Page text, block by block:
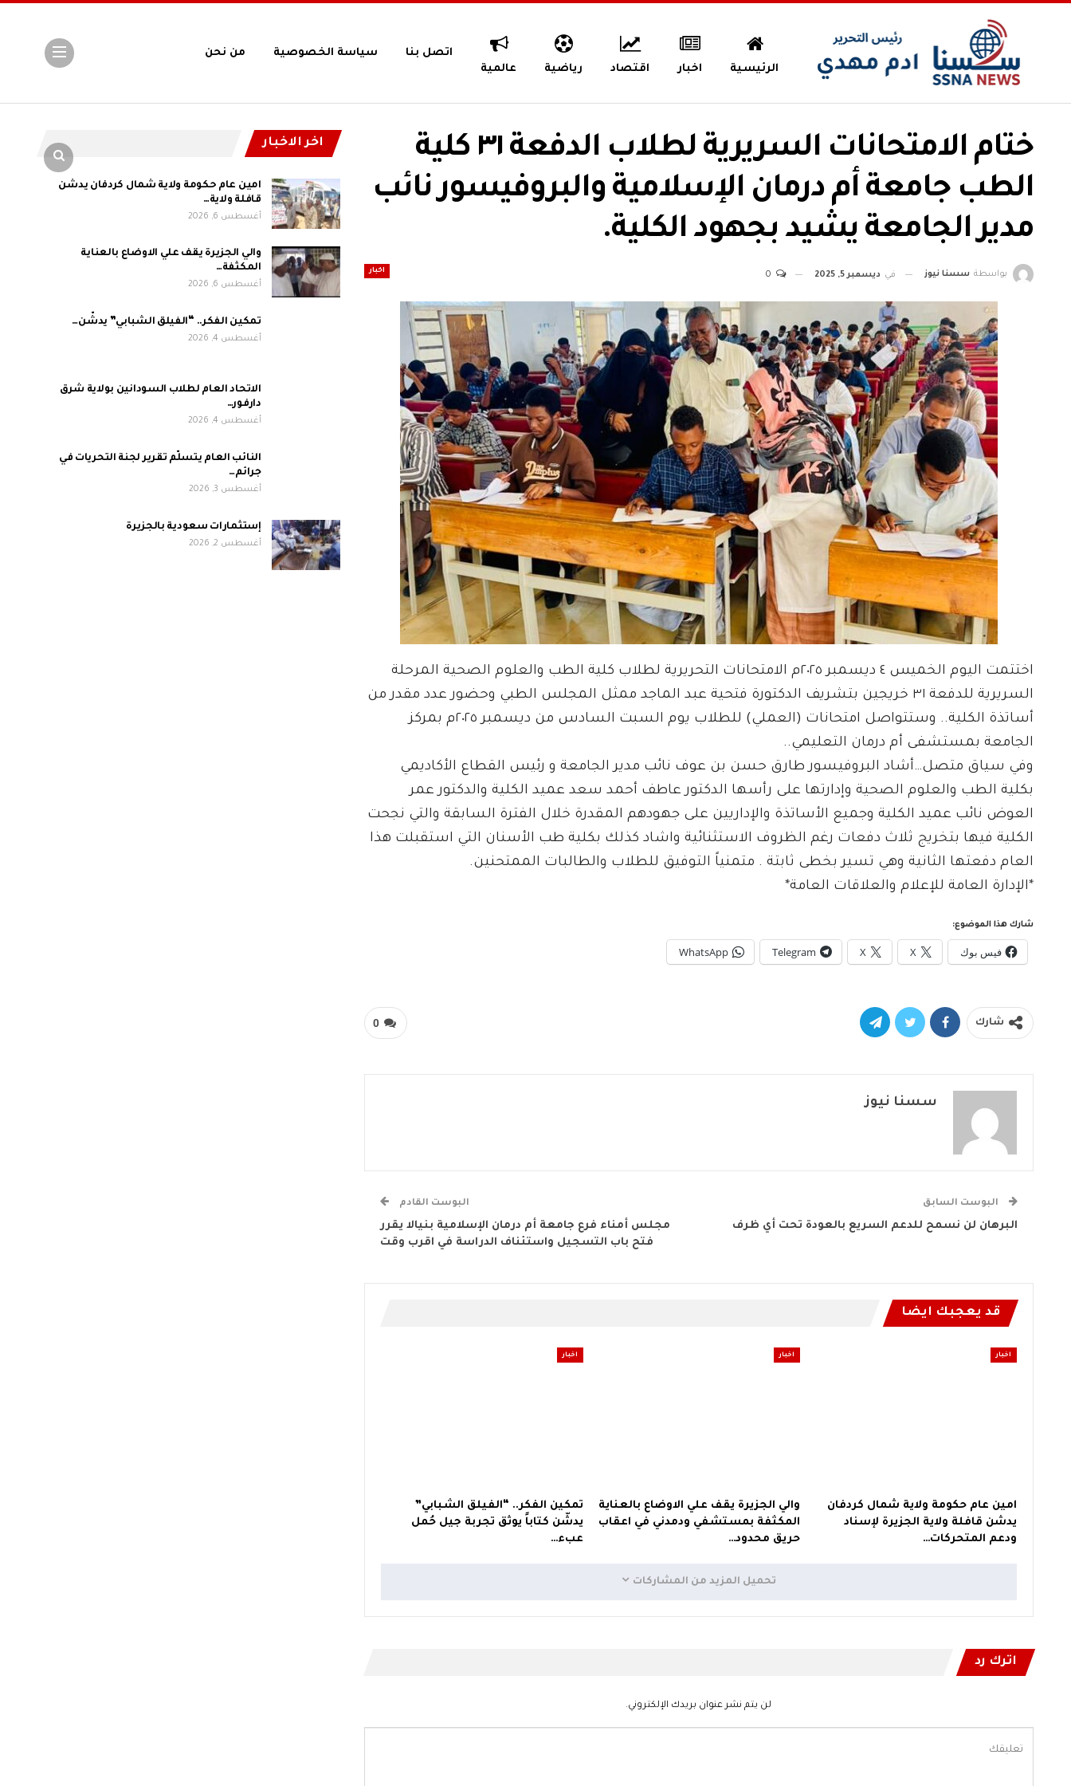
الرئيسية اخبار اقتصاد رياضية عالمية
اتصل بنا سياسة الخصوصية من نحن
ختام الامتحانات السريرية لطلاب الدفعة ٣١ كلية
الطب جامعة أم درمان الإسلامية والبروفيسور نائب
مدير الجامعة يشيد بجهود الكلية.
اخبار بواسطة سسنا نيوز في ديسمبر 5, 2025
اختتمت اليوم الخميس ٤ ديسمبر ٢٠٢٥م الامتحانات التحريرية لطلاب كلية الطب والعلوم الصحية المرحلة
السريرية للدفعة ٣١ خريجين بتشريف الدكتورة فتحية عبد الماجد ممثل المجلس الطبي وحضور عدد مقدر من
أساتذة الكلية.. وستتواصل امتحانات (العملي) للطلاب يوم السبت السادس من ديسمبر ٢٠٢٥م بمركز
الجامعة بمستشفى أم درمان التعليمي..
وفي سياق متصل…أشاد البروفيسور طارق حسن بن عوف نائب مدير الجامعة و رئيس القطاع الأكاديمي
بكلية الطب والعلوم الصحية وإدارتها على رأسها الدكتور عاطف أحمد سعد عميد الكلية والدكتور عمر
العوض نائب عميد الكلية وجميع الأساتذة والإداريين على جهودهم المقدرة خلال الفترة السابقة والتي نجحت
الكلية فيها بتخريج ثلاث دفعات رغم الظروف الاستثنائية واشاد كذلك بكلية طب الأسنان التي استقبلت هذا
العام دفعتها الثانية وهي تسير بخطى ثابتة . متمنياً التوفيق للطلاب والطالبات الممتحنين.
*الإدارة العامة للإعلام والعلاقات العامة*
شارك هذا الموضوع:
فيس بوك X
X
Telegram
WhatsApp
0 شارك
سسنا نيوز
البوست السابق
البرهان لن نسمح للدعم السريع بالعودة تحت أي ظرف
البوست القادم
مجلس أمناء فرع جامعة أم درمان الإسلامية بنيالا يقرر
فتح باب التسجيل واستئناف الدراسة في اقرب وقت
قد يعجبك ايضا
اخبار
امين عام حكومة ولاية شمال كردفان
يدشن قافلة ولاية الجزيرة لإسناد
ودعم المتحركات…
اخبار
والي الجزيرة يقف علي الاوضاع بالعناية
المكثفة بمستشفي ودمدني في اعقاب
حريق محدود…
اخبار
تمكين الفكر.. “الفيلق الشبابي”
يدشّن كتاباً يوثق تجربة جيل حُمل
عبء…
تحميل المزيد من المشاركات
اترك رد
لن يتم نشر عنوان بريدك الإلكتروني.
اخر الاخبار
امين عام حكومة ولاية شمال كردفان يدشن
قافلة ولاية…
أغسطس 6, 2026
والي الجزيرة يقف علي الاوضاع بالعناية
المكثفة…
أغسطس 6, 2026
تمكين الفكر.. “الفيلق الشبابي” يدشّن…
أغسطس 4, 2026
الاتحاد العام لطلاب السودانين بولاية شرق
دارفور…
أغسطس 4, 2026
النائب العام يتسلّم تقرير لجنة التحريات في
جرائم…
أغسطس 3, 2026
إستثمارات سعودية بالجزيرة
أغسطس 2, 2026